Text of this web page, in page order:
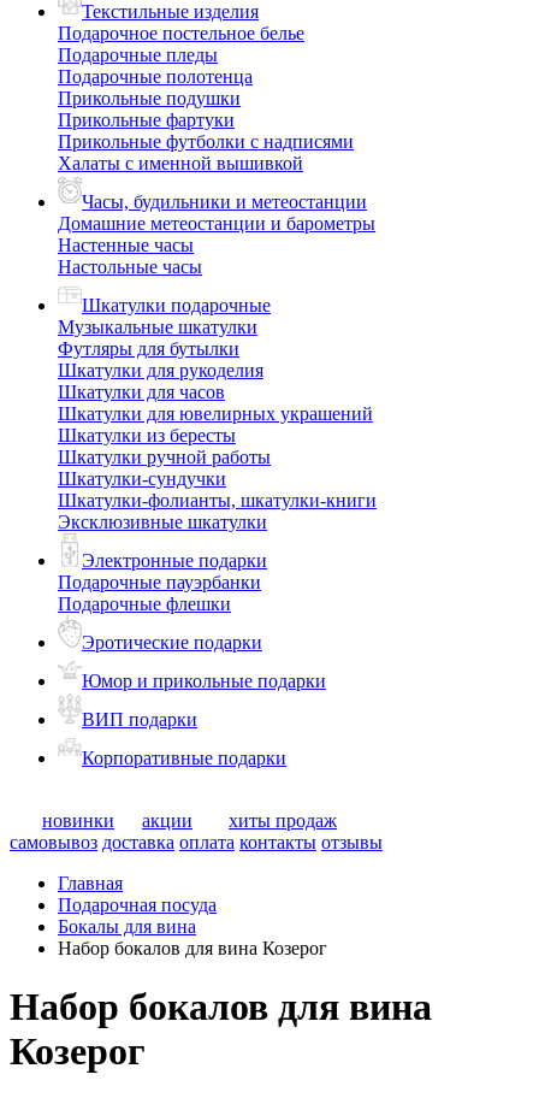
Текстильные изделия
Подарочное постельное белье
Подарочные пледы
Подарочные полотенца
Прикольные подушки
Прикольные фартуки
Прикольные футболки с надписями
Халаты с именной вышивкой
Часы, будильники и метеостанции
Домашние метеостанции и барометры
Настенные часы
Настольные часы
Шкатулки подарочные
Музыкальные шкатулки
Футляры для бутылки
Шкатулки для рукоделия
Шкатулки для часов
Шкатулки для ювелирных украшений
Шкатулки из бересты
Шкатулки ручной работы
Шкатулки-сундучки
Шкатулки-фолианты, шкатулки-книги
Эксклюзивные шкатулки
Электронные подарки
Подарочные пауэрбанки
Подарочные флешки
Эротические подарки
Юмор и прикольные подарки
ВИП подарки
Корпоративные подарки
новинки акции
хиты продаж
самовывоз доставка оплата контакты отзывы
Главная
Подарочная посуда
Бокалы для вина
Набор бокалов для вина Козерог
Набор бокалов для вина
Козерог